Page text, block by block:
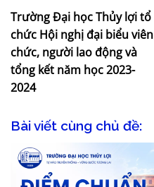
Trường Đại học Thủy lợi tổ
chức Hội nghị đại biểu viên
chức, người lao động và
tổng kết năm học 2023-
2024
Bài viết cùng chủ đề: